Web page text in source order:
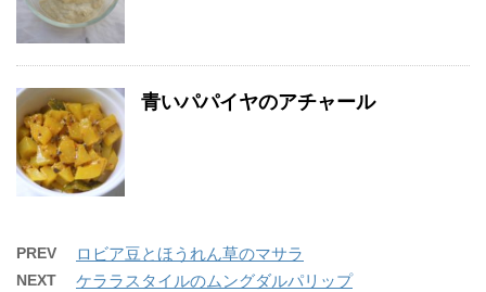
青いパパイヤのアチャール
PREV ロビア豆とほうれん草のマサラ
NEXT ケララスタイルのムングダルパリップ